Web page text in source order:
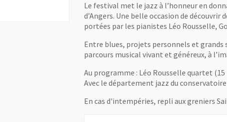
Le festival met le jazz à l’honneur en
d’Angers. Une belle occasion de
portées par les pianistes Léo Rousselle,
Entre blues, projets personnels et grands
parcours musical vivant et généreux, à
Au programme : Léo Rousselle quartet
Avec le département jazz du
En cas d'intempéries, repli aux greniers